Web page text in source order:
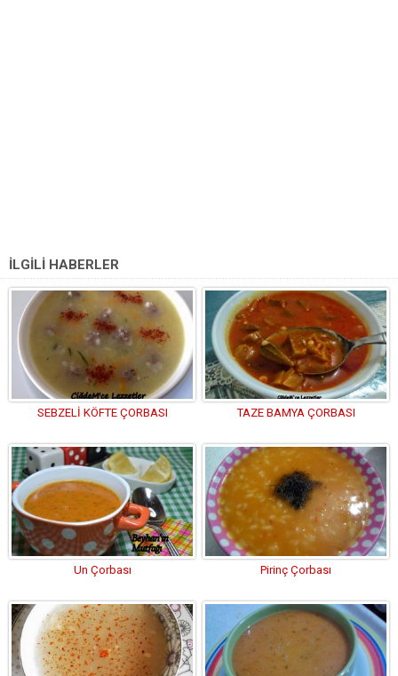
İLGİLİ HABERLER
SEBZELİ KÖFTE ÇORBASI TAZE BAMYA ÇORBASI
Un Çorbası Pirinç Çorbası